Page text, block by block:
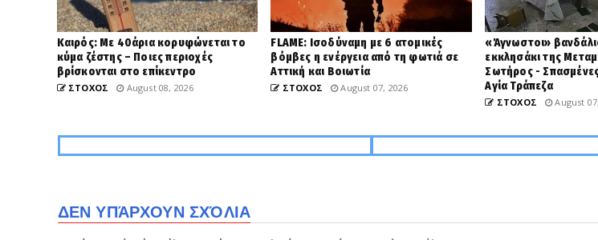
Καιρός: Με 40άρια κορυφώνεται το
κύμα ζέστης – Ποιες περιοχές
βρίσκονται στο επίκεντρο
ΣΤΟΧΟΣ August 08, 2026
FLAME: Ισοδύναμη με 6 ατομικές
βόμβες η ενέργεια από τη φωτιά σε
Αττική και Βοιωτία
ΣΤΟΧΟΣ August 07, 2026
«Άγνωστοι»
εκκλησάκι της
Σωτήρος -
Αγία Τράπεζα
ΣΤΟΧΟΣ August
ΔΕΝ ΥΠΆΡΧΟΥΝ ΣΧΌΛΙΑ